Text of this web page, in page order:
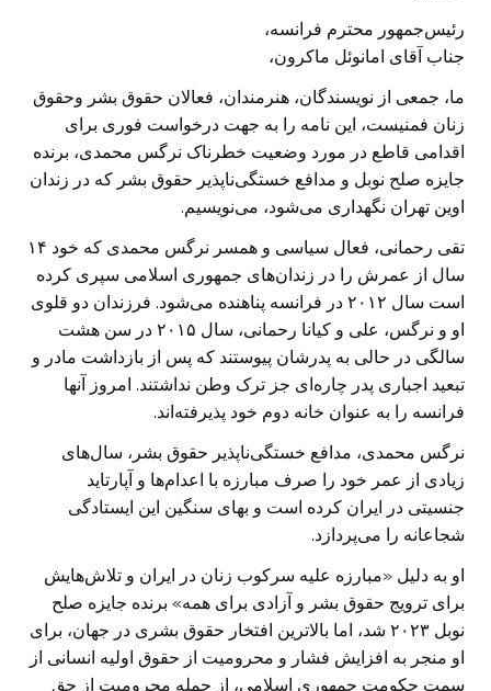
رئیس‌جمهور محترم فرانسه،
جناب آقای امانوئل ماکرون،
ما، جمعی از نویسندگان، هنرمندان، فعالان حقوق بشر وحقوق
زنان فمنیست، این نامه را به جهت درخواست فوری برای
اقدامی قاطع در مورد وضعیت خطرناک نرگس محمدی، برنده
جایزه صلح نوبل و مدافع خستگی‌ناپذیر حقوق بشر که در زندان
اوین تهران نگهداری می‌شود، می‌نویسیم.
تقی رحمانی، فعال سیاسی و همسر نرگس محمدی که خود ۱۴
سال از عمرش را در زندان‌های جمهوری اسلامی سپری کرده
است سال ۲۰۱۲ در فرانسه پناهنده می‌شود. فرزندان دو قلوی
او و نرگس، علی و کیانا رحمانی، سال ۲۰۱۵ در سن هشت
سالگی در حالی به پدرشان پیوستند که پس از بازداشت مادر و
تبعید اجباری پدر چاره‌ای جز ترک وطن نداشتند. امروز آنها
فرانسه را به عنوان خانه دوم خود پذیرفته‌اند.
نرگس محمدی، مدافع خستگی‌ناپذیر حقوق بشر، سال‌های
زیادی از عمر خود را صرف مبارزه با اعدام‌ها و آپارتاید
جنسیتی در ایران کرده است و بهای سنگین این ایستادگی
شجاعانه را می‌پردازد.
او به دلیل «مبارزه علیه سرکوب زنان در ایران و تلاش‌هایش
برای ترویج حقوق بشر و آزادی برای همه» برنده جایزه صلح
نوبل ۲۰۲۳ شد، اما بالاترین افتخار حقوق بشری در جهان، برای
او منجر به افزایش فشار و محرومیت از حقوق اولیه انسانی از
سمت حکومت جمهوری اسلامی، از جمله محرومیت از حق